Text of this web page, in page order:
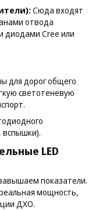
Сюда входят
отвода
диодами Cree или
для дорог общего
светотеневую
вспышки).
LED
показатели.
мощность,
ДХО.